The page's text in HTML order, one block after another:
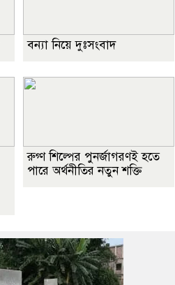
বন্যা নিয়ে দুঃসংবাদ
রুগ্ণ শিল্পের পুনর্জাগরণই হতে
পারে অর্থনীতির নতুন শক্তি